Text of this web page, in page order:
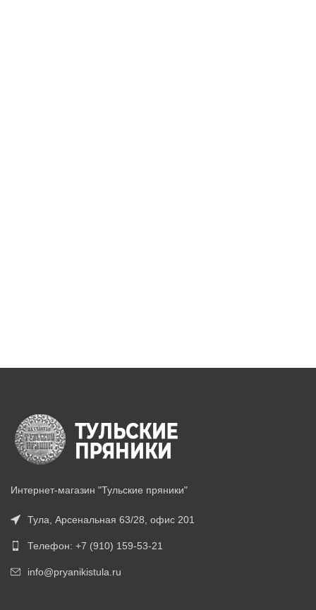
Интернет-магазин "Тульские пряники"
Тула, Арсенальная 63/28, офис 201
Телефон: +7 (910) 159-53-21
info@pryanikistula.ru